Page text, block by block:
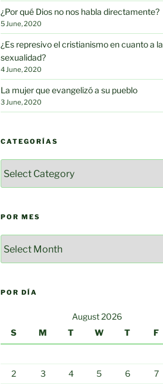
¿Por qué Dios no nos habla directamente?
5 June, 2020
¿Es represivo el cristianismo en cuanto a la
sexualidad?
4 June, 2020
La mujer que evangelizó a su pueblo
3 June, 2020
CATEGORÍAS
POR MES
mes
POR DÍA
August 2026
S
M T W T F
2
3 4 5 6 7